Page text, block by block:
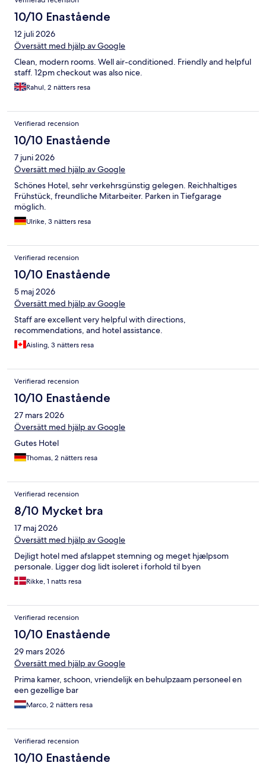
10/10 Enastående
12 juli 2026
Översätt med hjälp av Google
Clean, modern rooms. Well air-conditioned. Friendly and helpful
staff. 12pm checkout was also nice.
Rahul, 2 nätters resa
Verifierad recension
10/10 Enastående
7 juni 2026
Översätt med hjälp av Google
Schönes Hotel, sehr verkehrsgünstig gelegen. Reichhaltiges
Frühstück, freundliche Mitarbeiter. Parken in Tiefgarage
möglich.
Ulrike, 3 nätters resa
Verifierad recension
10/10 Enastående
5 maj 2026
Översätt med hjälp av Google
Staff are excellent very helpful with directions,
recommendations, and hotel assistance.
Aisling, 3 nätters resa
Verifierad recension
10/10 Enastående
27 mars 2026
Översätt med hjälp av Google
Gutes Hotel
Thomas, 2 nätters resa
Verifierad recension
8/10 Mycket bra
17 maj 2026
Översätt med hjälp av Google
Dejligt hotel med afslappet stemning og meget hjælpsom
personale. Ligger dog lidt isoleret i forhold til byen
Rikke, 1 natts resa
Verifierad recension
10/10 Enastående
29 mars 2026
Översätt med hjälp av Google
Prima kamer, schoon, vriendelijk en behulpzaam personeel en
een gezellige bar
Marco, 2 nätters resa
Verifierad recension
10/10 Enastående